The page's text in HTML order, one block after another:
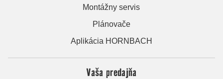
Montážny servis
Plánovače
Aplikácia HORNBACH
Vaša predajňa